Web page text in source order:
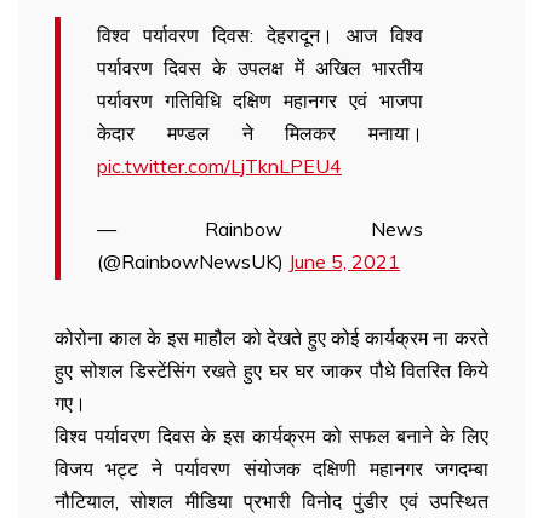
विश्व पर्यावरण दिवस: देहरादून। आज विश्व
पर्यावरण दिवस के उपलक्ष में अखिल भारतीय
पर्यावरण गतिविधि दक्षिण महानगर एवं भाजपा
केदार मण्डल ने मिलकर मनाया।
pic.twitter.com/LjTknLPEU4
— Rainbow News
(@RainbowNewsUK) June 5, 2021
कोरोना काल के इस माहौल को देखते हुए कोई कार्यक्रम ना करते
हुए सोशल डिस्टेंसिंग रखते हुए घर घर जाकर पौधे वितरित किये
गए।
विश्व पर्यावरण दिवस के इस कार्यक्रम को सफल बनाने के लिए
विजय भट्ट ने पर्यावरण संयोजक दक्षिणी महानगर जगदम्बा
नौटियाल, सोशल मीडिया प्रभारी विनोद पुंडीर एवं उपस्थित